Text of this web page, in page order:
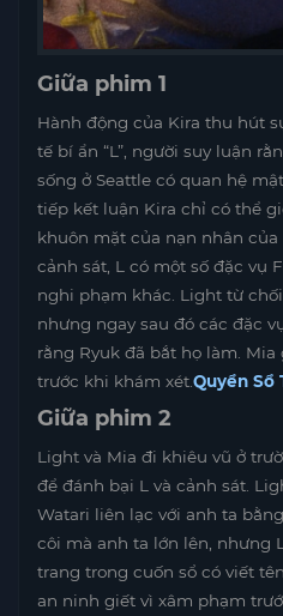
Giữa phim 1
Hành động của Kira thu hút
tế bí ẩn “L”, người suy luận
sống ở Seattle có quan hệ
tiếp kết luận Kira chỉ có thể
khuôn mặt của nạn nhân của
cảnh sát, L có một số đặc vụ
nghi phạm khác. Light từ
nhưng ngay sau đó các đặc
rằng Ryuk đã bắt họ làm.
trước khi khám xét.Quyển Sổ
Giữa phim 2
Light và Mia đi khiêu vũ ở
để đánh bại L và cảnh sát.
Watari liên lạc với anh ta
côi mà anh ta lớn lên, nhưng
trang trong cuốn sổ có viết
an ninh giết vì xâm phạm